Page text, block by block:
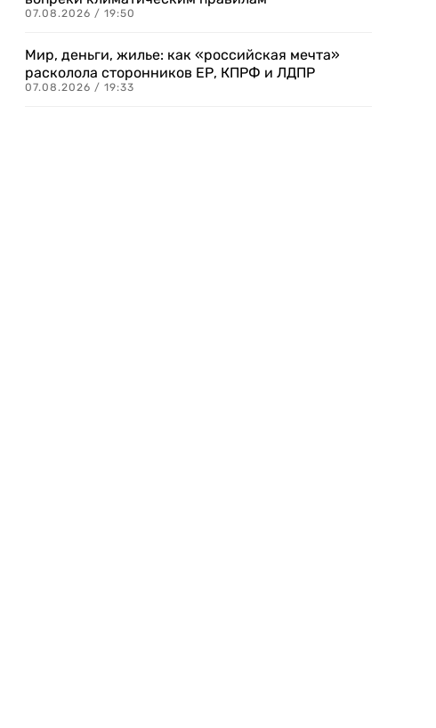
07.08.2026 / 19:50
Мир, деньги, жилье: как «российская мечта»
расколола сторонников ЕР, КПРФ и ЛДПР
07.08.2026 / 19:33